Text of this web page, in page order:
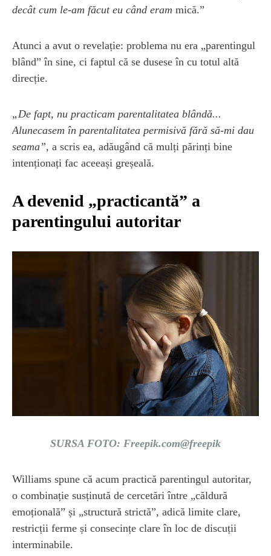
decât cum le-am făcut eu când eram mică.”
Atunci a avut o revelație: problema nu era „parentingul
blând” în sine, ci faptul că se dusese în cu totul altă
direcție.
„De fapt, nu practicam parentalitatea blândă...
Alunecasem în parentalitatea permisivă fără să-mi dau
seama”, a scris ea, adăugând că mulți părinți bine
intenționați fac aceeași greșeală.
A devenid „practicantă” a
parentingului autoritar
SURSA FOTO: Freepik.com@freepik
Williams spune că acum practică parentingul autoritar,
o combinație susținută de cercetări între „căldură
emoțională” și „structură strictă”, adică limite clare,
restricții ferme și consecințe clare în loc de discuții
interminabile.